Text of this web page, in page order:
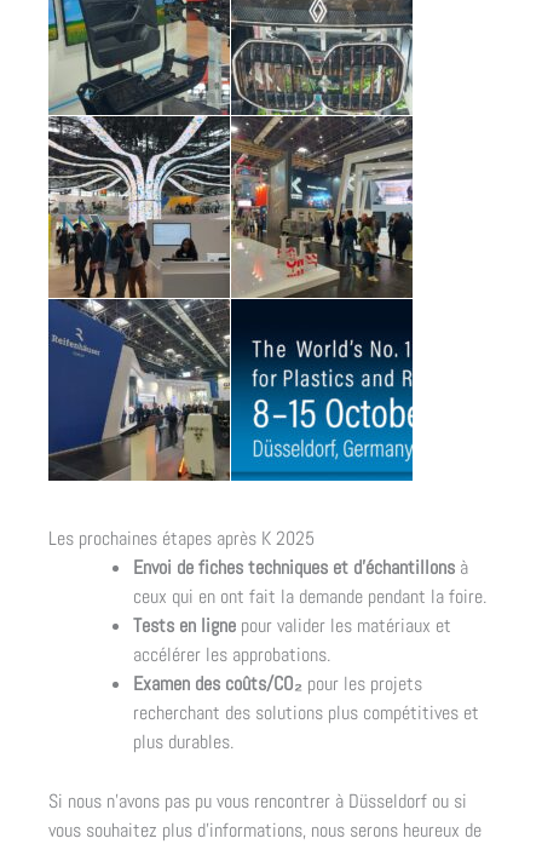
Les prochaines étapes après K 2025
Envoi de fiches techniques et d’échantillonsà
ceux qui en ont fait la demande pendant la foire.
Tests en lignepour valider les matériaux et
accélérer les approbations.
Examen des coûts/CO₂ pour les projets
recherchant des solutions plus compétitives et
plus durables.
Si nous n’avons pas pu vous rencontrer à Düsseldorf ou si
vous souhaitez plus d’informations, nous serons heureux de